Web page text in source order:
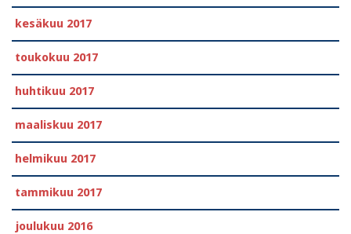
kesäkuu 2017
toukokuu 2017
huhtikuu 2017
maaliskuu 2017
helmikuu 2017
tammikuu 2017
joulukuu 2016